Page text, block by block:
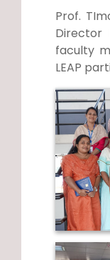
Prof.
Director
faculty
LEAP